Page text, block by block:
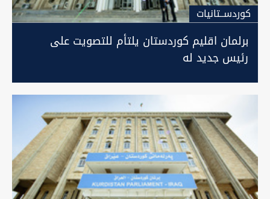
كوردســتانيات
برلمان اقليم كوردستان يلتأم للتصويت على
رئيس جديد له